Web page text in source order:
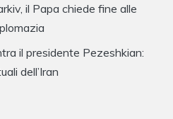
il Papa chiede fine alle
il presidente Pezeshkian:
dell’Iran